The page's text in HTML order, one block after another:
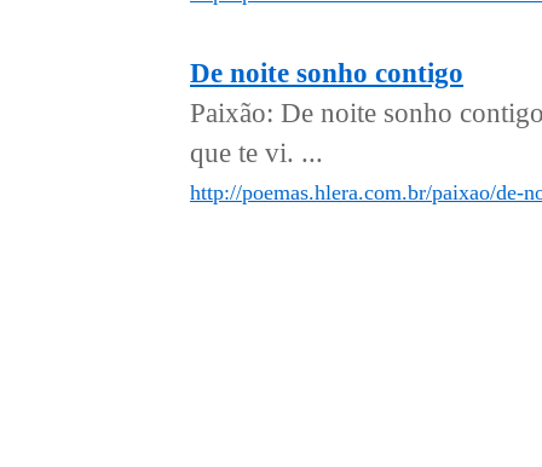
De noite sonho contigo
Paixão: De noite sonho
que te vi. ...
http://poemas.hlera.com.br/paixao/de-